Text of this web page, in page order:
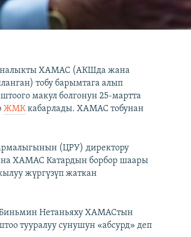
ХАМАС (АКШда жана
тобу барымтага алып
макул болгонун 25-мартта
ЖМКкабарлады. ХАМАС тобунан
(ЦРУ) директору
ХАМАС Катардын борбор шаары
жүргүзүп жаткан
Нетаньяху ХАМАСтын
тууралуу сунушун «абсурд» деп